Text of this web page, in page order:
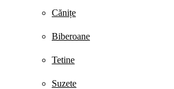
Cănițe
Biberoane
Tetine
Suzete